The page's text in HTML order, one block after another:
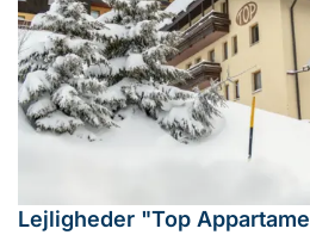
Lejligheder "Top